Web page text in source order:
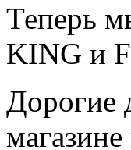
Теперь
KING и
Дорогие